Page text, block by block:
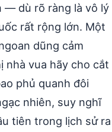
— dù rõ ràng là vô lý
rất rộng lớn. Một
dũng cảm
nhà vua hãy cho cắt
phủ quanh đôi
nhiên, suy nghĩ
tiên trong lịch sử ra